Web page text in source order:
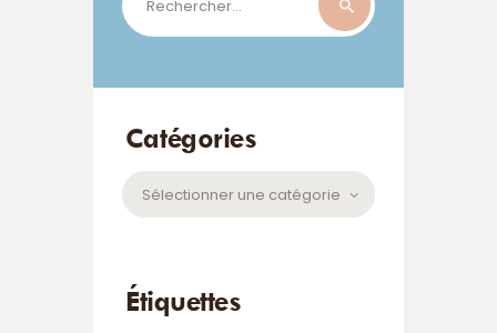
Catégories
Catégories
Étiquettes